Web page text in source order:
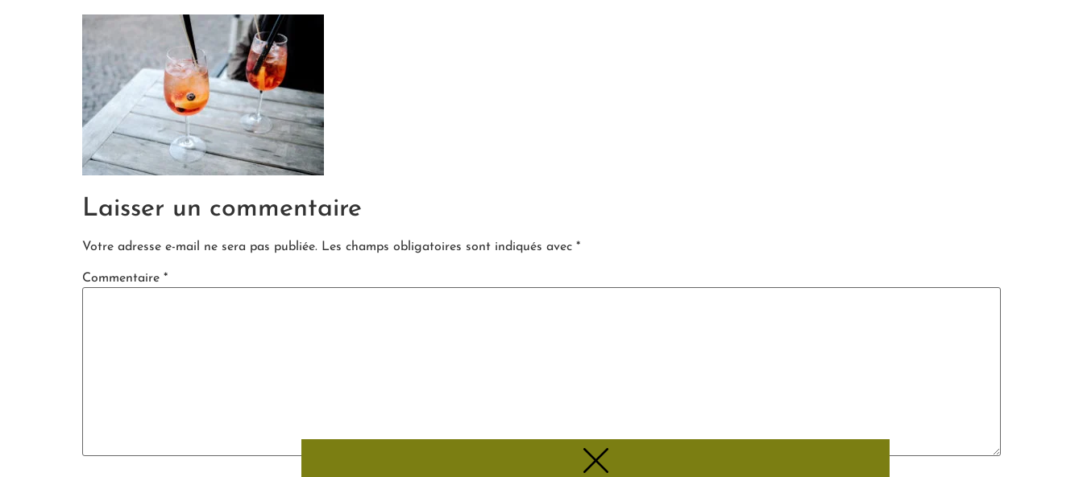
Laisser un commentaire
Votre adresse e-mail ne sera pas publiée. Les champs obligatoires sont indiqués avec *
Commentaire *